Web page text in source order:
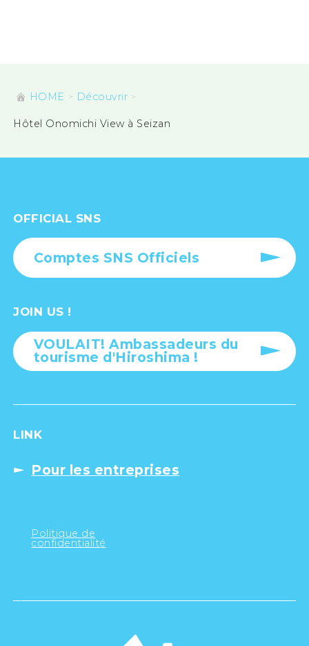
HOME Découvrir
Hôtel Onomichi View à Seizan
OFFICIAL SNS
Comptes SNS Officiels
JOIN US !
VOULAIT! Ambassadeurs du
tourisme d'Hiroshima !
LINK
Pour les entreprises
Politique de
confidentialité